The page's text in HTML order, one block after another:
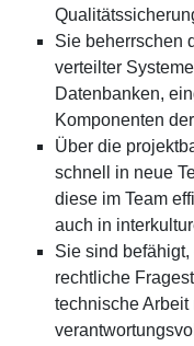
Sie beherrschen
verteilter
Datenbanken,
Komponenten
Über die
schnell in neue
diese im Team
auch in
Sie sind
rechtliche
technische Arbeit